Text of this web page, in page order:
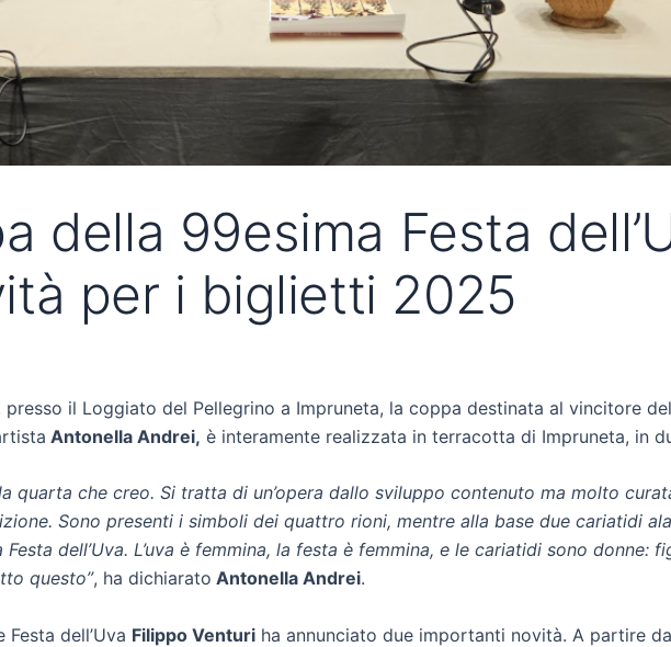
della 99esima Festa
per i biglietti 2025
il Loggiato del Pellegrino a Impruneta, la coppa destinata al vincitore
Antonella Andrei, è interamente realizzata in terracotta di Impruneta, in
quarta che creo. Si tratta di un’opera dallo sviluppo contenuto ma molto
Sono presenti i simboli dei quattro rioni, mentre alla base due cariatidi
dell’Uva. L’uva è femmina, la festa è femmina, e le cariatidi sono donne:
questo”, ha dichiarato Antonella Andrei.
dell’Uva Filippo Venturi ha annunciato due importanti novità. A partire